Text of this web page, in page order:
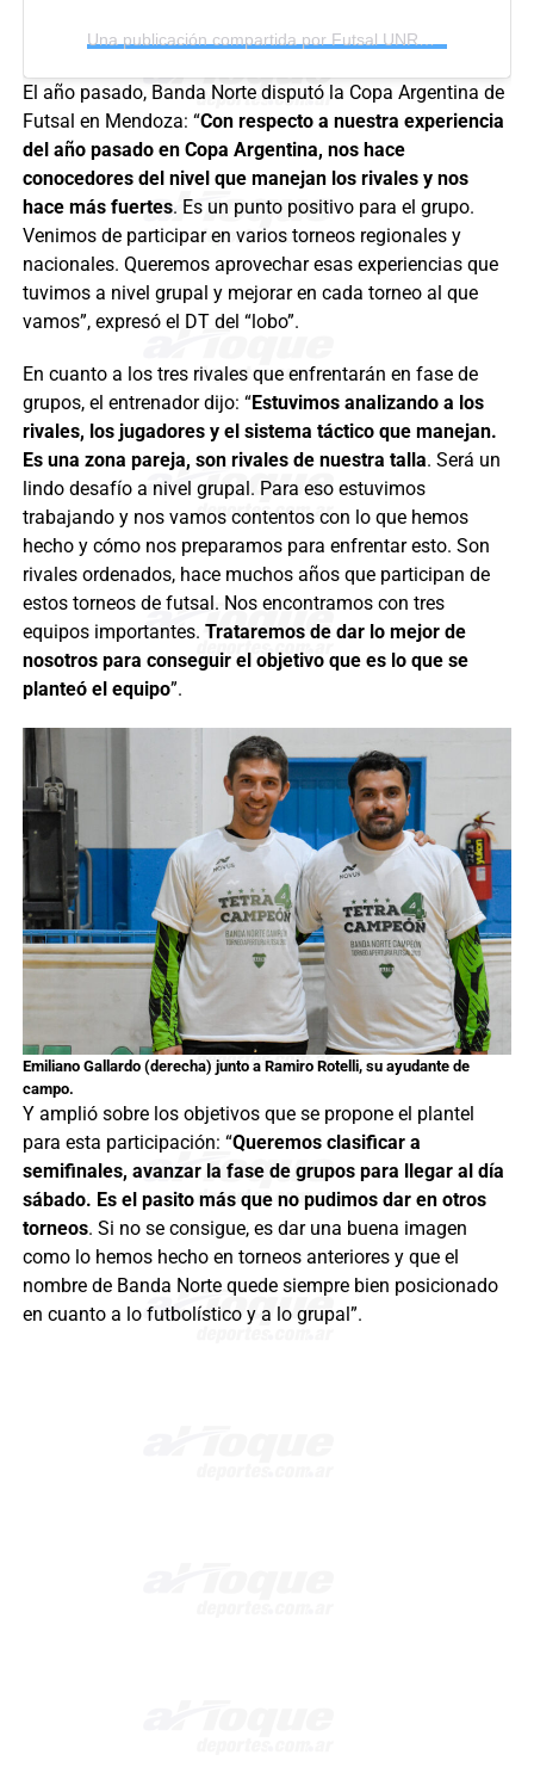
Una publicación compartida por Futsal UNRC (@futsalunrc)
El año pasado, Banda Norte disputó la Copa Argentina de
Futsal en Mendoza: “Con respecto a nuestra experiencia
del año pasado en Copa Argentina, nos hace
conocedores del nivel que manejan los rivales y nos
hace más fuertes. Es un punto positivo para el grupo.
Venimos de participar en varios torneos regionales y
nacionales. Queremos aprovechar esas experiencias que
tuvimos a nivel grupal y mejorar en cada torneo al que
vamos”, expresó el DT del “lobo”.
En cuanto a los tres rivales que enfrentarán en fase de
grupos, el entrenador dijo: “Estuvimos analizando a los
rivales, los jugadores y el sistema táctico que manejan.
Es una zona pareja, son rivales de nuestra talla. Será un
lindo desafío a nivel grupal. Para eso estuvimos
trabajando y nos vamos contentos con lo que hemos
hecho y cómo nos preparamos para enfrentar esto. Son
rivales ordenados, hace muchos años que participan de
estos torneos de futsal. Nos encontramos con tres
equipos importantes. Trataremos de dar lo mejor de
nosotros para conseguir el objetivo que es lo que se
planteó el equipo”.
Emiliano Gallardo (derecha) junto a Ramiro Rotelli, su ayudante de
campo.
Y amplió sobre los objetivos que se propone el plantel
para esta participación: “Queremos clasificar a
semifinales, avanzar la fase de grupos para llegar al día
sábado. Es el pasito más que no pudimos dar en otros
torneos. Si no se consigue, es dar una buena imagen
como lo hemos hecho en torneos anteriores y que el
nombre de Banda Norte quede siempre bien posicionado
en cuanto a lo futbolístico y a lo grupal”.